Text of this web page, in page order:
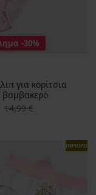
-30%
για κορίτσια
Αρχική τιμή
14,99 €